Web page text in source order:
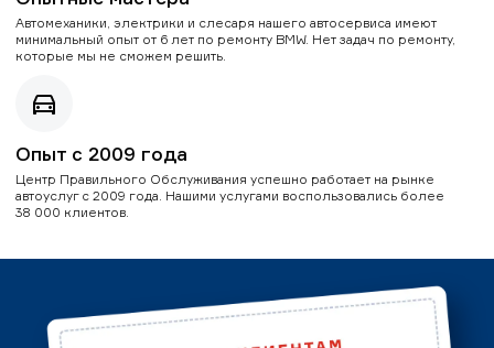
Автомеханики, электрики и слесаря нашего автосервиса имеют
минимальный опыт от 6 лет по ремонту BMW. Нет задач по ремонту,
которые мы не сможем решить.
Опыт с 2009 года
Центр Правильного Обслуживания успешно работает на рынке
автоуслуг с 2009 года. Нашими услугами воспользовались более
38 000 клиентов.